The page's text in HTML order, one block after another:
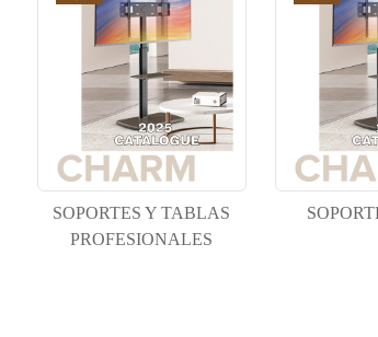
SOPORTES Y TABLAS
PROFESIONALES